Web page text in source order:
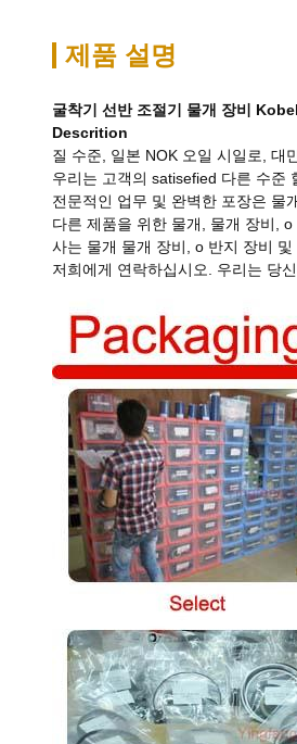
제품 설명
굴착기 선반 조절기 물개 장비
Descrition
질 수준, 일본 NOK 오일 시일로, 대
우리는 고객의 satisefied 다른 수준
전문적인 업무 및 완벽한 포장은 물
다른 제품을 위한 물개, 물개 장비,
사는 물개 물개 장비, o 반지 장비
저희에게 연락하십시오. 우리는 당